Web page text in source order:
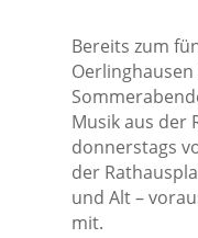
Bereits zum
Musik aus der
donnerstags
der
und Alt –
mit.